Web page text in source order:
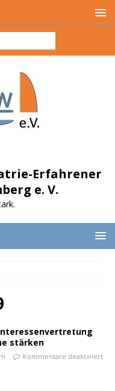
Erfahrener
e. V.
stärken
Kommentare deaktiviert